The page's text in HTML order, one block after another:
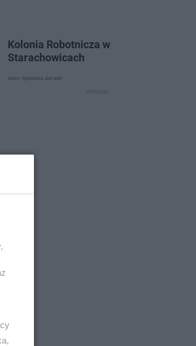
Kolonia Robotnicza w
Starachowicach
Autor: Agnieszka Jędrasik